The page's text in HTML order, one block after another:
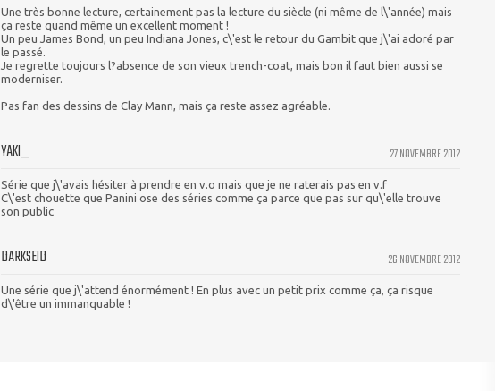
Une très bonne lecture, certainement pas la lecture du siècle (ni même de l\'année) mais
ça reste quand même un excellent moment !
Un peu James Bond, un peu Indiana Jones, c\'est le retour du Gambit que j\'ai adoré par
le passé.
Je regrette toujours l?absence de son vieux trench-coat, mais bon il faut bien aussi se
moderniser.
Pas fan des dessins de Clay Mann, mais ça reste assez agréable.
27 NOVEMBRE 2012
YAKI_
Série que j\'avais hésiter à prendre en v.o mais que je ne raterais pas en v.f
C\'est chouette que Panini ose des séries comme ça parce que pas sur qu\'elle trouve
son public
26 NOVEMBRE 2012
DARKSEID
Une série que j\'attend énormément ! En plus avec un petit prix comme ça, ça risque
d\'être un immanquable !